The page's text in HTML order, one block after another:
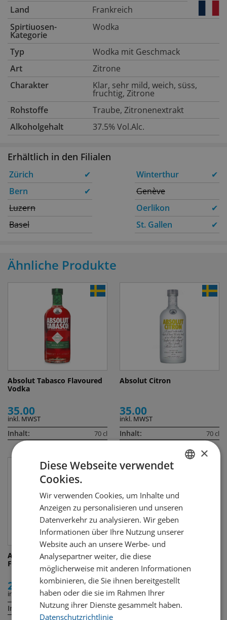
Land
Frankreich
Spirtiuosen-
Kategorie
Wodka
Typ
Wodka mit Geschmack
Art
Zitrone
Charakter
Klar, sehr mild, weich, süss,
fruchtig, Zitrone
Rohstoffe
Traube, Zitronenextrakt
Alkoholgehalt
37.5% Vol.Alc.
Erhältlich in den Filialen
Zürich
✔
Bern
✔
Luzern
Basel
Winterthur
✔
Genève
Oerlikon
✔
St. Gallen
✔
Ähnliche Produkte
Absolut Tabasco Flavoured
Vodka
35.00
inkl. MWST
Inhalt: 70 cl
Absolut Citron
35.00
inkl. MWST
Inhalt: 70 cl
Absolut Sensations Tropical
Fruit
29.50
inkl. MWST
Inhalt: 70 cl
Koskenkorva Blueberry
Juniper
27.00
inkl. MWST
Inhalt:
FRENCH
×
Diese Webseite verwendet
Cookies.
Wir verwenden Cookies, um Inhalte und
Anzeigen zu personalisieren und unseren
Datenverkehr zu analysieren. Wir geben
Informationen über Ihre Nutzung unserer
Website auch an unsere Werbe- und
Analysepartner weiter, die diese
möglicherweise mit anderen Informationen
kombinieren, die Sie ihnen bereitgestellt
haben oder die sie im Rahmen Ihrer
Nutzung ihrer Dienste gesammelt haben.
Datenschutzrichtlinie